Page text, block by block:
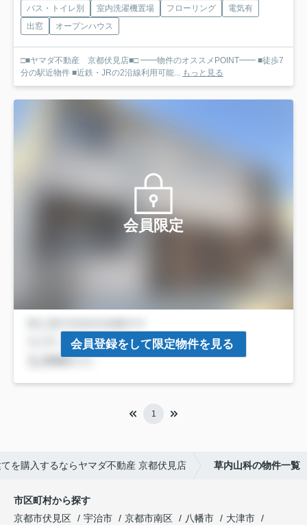
バス・トイレ別 室内洗濯機置場 フローリング
電気有
出窓
オープンハウス
□■ヤマダ不動産 京都伏見店■□ ━━物件のオススメPOINT━━ ■徒歩7
分の駅近物件 ■近鉄・JRの2沿線利用可能... もっと見る
会員限定
会員登録をして限定物件を見る
1
を購入するならヤマダ不動産 京都伏見店 草内山科の物件一覧
市区町村から探す
京都市伏見区
宇治市 京都市南区 八幡市
大津市